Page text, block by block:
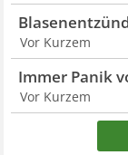
Vor Kurzem
Immer Panik
Vor Kurzem